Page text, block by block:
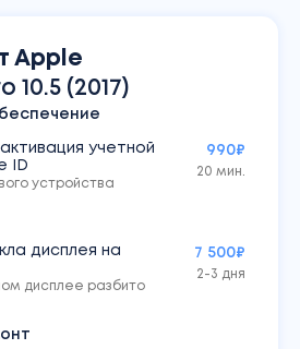
Apple
10.5 (2017)
учетной
ID
устройства
990₽
20 мин.
дисплея на
дисплее разбито
7 500₽
2-3 дня